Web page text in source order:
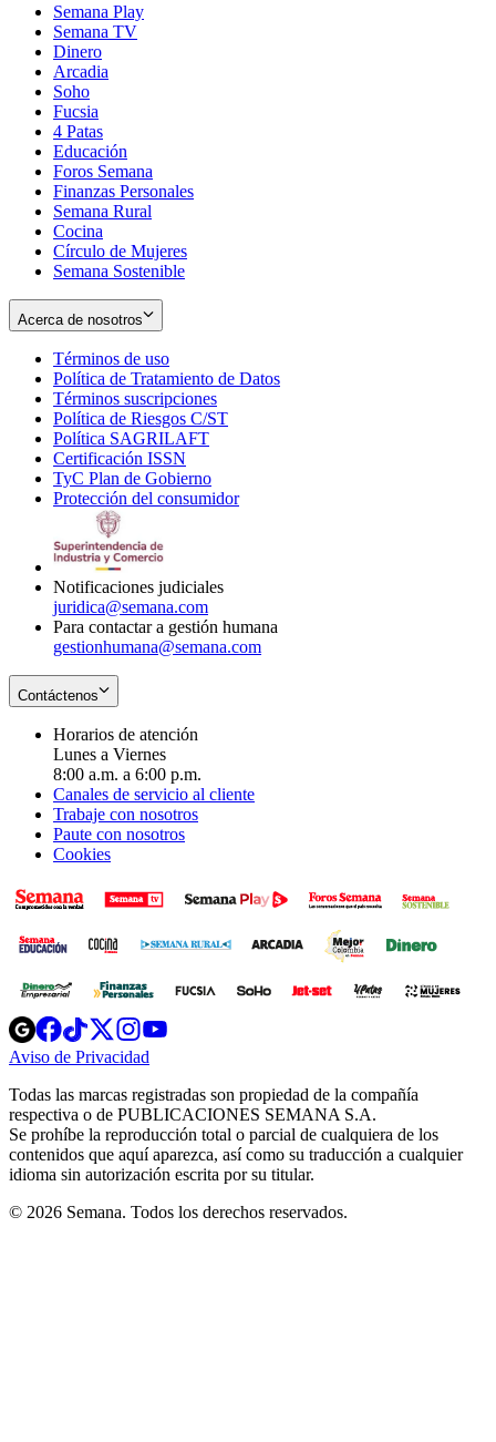
Semana Play
Semana TV
Dinero
Arcadia
Soho
in
new
window
Fucsia
in
new
window
4 Patas
Educación
Foros Semana
Finanzas Personales
Semana Rural
Cocina
Círculo de Mujeres
Semana Sostenible
Acerca de nosotros
Términos de uso
in
new
window
Política de Tratamiento de Datos
Términos suscripciones
in
Política de Riesgos C/ST
Política SAGRILAFT
new
window
Certificación ISSN
in
new
TyC Plan de Gobierno
in
Protección del consumidorOpens
Notificaciones judiciales
juridica@semana.com
Para contactar a gestión humana
gestionhumana@semana.com
Contáctenos
Horarios de atención
Lunes a Viernes
8:00 a.m. a 6:00 p.m.
Canales de servicio al cliente
Trabaje con nosotros
Paute con nosotros
Cookies
Opens
in
new
Opens
in
new
Opens
in
new
window
Opens
new
windowwindow
Aviso de Privacidad
new
window
Todas las marcas registradas son propiedad de la compañía
respectiva o de PUBLICACIONES SEMANA S.A.
Se prohíbe la reproducción total o parcial de cualquiera de los
contenidos que aquí aparezca, así como su traducción a cualquier
idioma sin autorización escrita por su titular.
© 2026 Semana. Todos los derechos reservados.